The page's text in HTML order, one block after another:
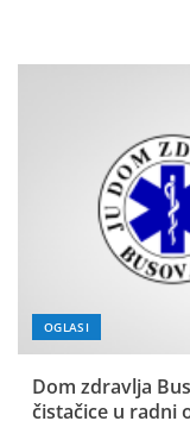
OGLASI
Dom zdravlja
čistačice u radni